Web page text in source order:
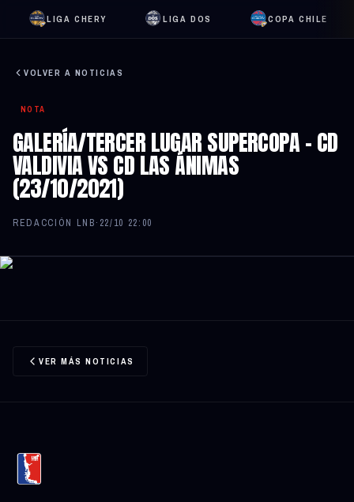
LIGA CHERY LIGA DOS COPA CHILE
VOLVER A NOTICIAS
NOTA
GALERÍA/TERCER LUGAR SUPERCOPA – CD
VALDIVIA VS CD LAS ÁNIMAS
(23/10/2021)
REDACCIÓN LNB· 22/10 22:00
VER MÁS NOTICIAS